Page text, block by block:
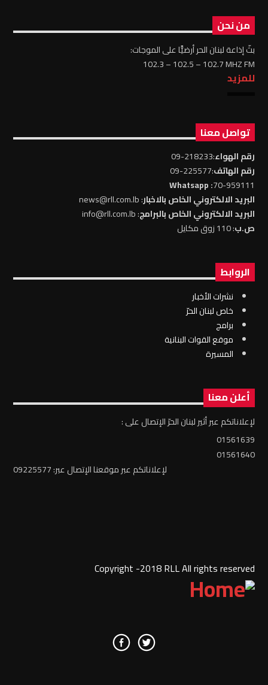
من نحن
بثّ إذاعة لبنان الحر أرضيًّا على الموجات:
102.3 – 102.5 – 102.7 MHZ FM
للمزيد
تواصل معنا
رقم الهواء:218233-09
رقم الهاتف:225577-09
70-959111
: Whatsapp
البريد الالكتروني الخاص بالاخبار: news@rll.com.lb
البريد الالكتروني الخاص بالبرامج: info@rll.com.lb
ص.ب: 110 زوق مكايل
الروابط
نشرات الأخبار
خاص لبنان الحرّ
برامج
موقع القوات البنانية
المسيرة
أعلن معنا
لإعلاناتكم عبر أثير لبنان الحرّ الإتصال على :
01561639
01561640
لإعلاناتكم عبر موقعنا الإتصال عبر: 09225577
Copyright -2018 RLL All rights reserved